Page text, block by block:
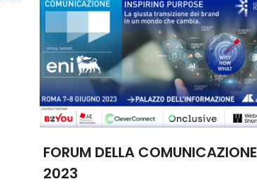
FORUM DELLA COMUNICAZIONE
2023